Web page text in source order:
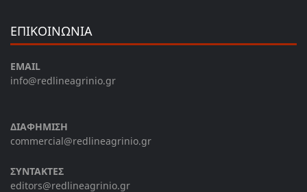
ΕΠΙΚΟΙΝΩΝΙΑ
EMAIL
info@redlineagrinio.gr
ΔΙΑΦΗΜΙΣΗ
commercial@redlineagrinio.gr
ΣΥΝΤΑΚΤΕΣ
editors@redlineagrinio.gr